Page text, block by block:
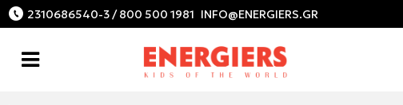
2310686540-3 / 800 500 1981